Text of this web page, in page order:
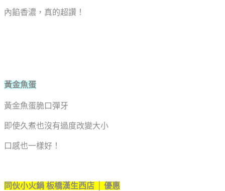
內餡香濃，真的超讚！
黃金魚蛋
黃金魚蛋脆口彈牙
即使久煮也沒有過度改變大小
口感也一樣好！
同伙小火鍋 板橋漢生西店 │ 優惠